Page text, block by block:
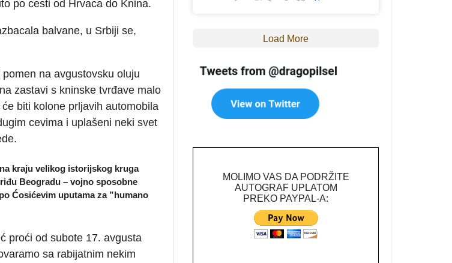
po cesti od Hrvaca do Knina.
balvane, u Srbiji se,
na avgustovsku oluju
zastavi s kninske tvrđave malo
biti kolone prljavih automobila
cevima i uplašeni neki svet
kraju velikog istorijskog kruga
Beogradu – vojno sposobne
Ćosićevim uputama za ”humano
proći od subote 17. avgusta
sa rabijatnim nekim
Load More
MOLIMO VAS DA PODRŽITE
AUTOGRAF UPLATOM
PREKO PAYPAL-A: